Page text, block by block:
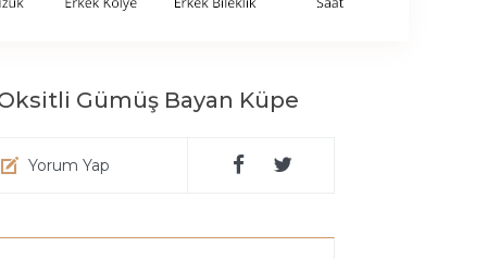
Gümüş Bayan Küpe
Yorum Yap